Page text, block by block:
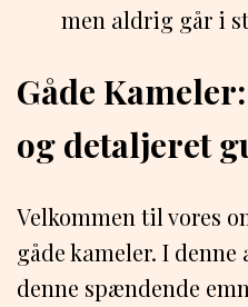
men aldrig går i
Gåde
og detaljeret
Velkommen til vores
gåde kameler. I
denne spændende